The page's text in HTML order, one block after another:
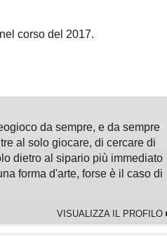
corso del 2017.
da sempre, e da sempre
al solo giocare, di cercare di
dietro al sipario più immediato
forma d'arte, forse è il caso di
VISUALIZZA IL PROFILO